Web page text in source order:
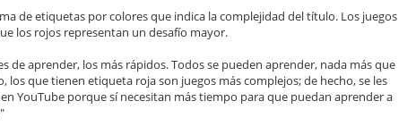
de etiquetas por colores que indica la complejidad del título. Los juegos
los rojos representan un desafío mayor.
de aprender, los más rápidos. Todos se pueden aprender, nada más que
los que tienen etiqueta roja son juegos más complejos; de hecho, se les
YouTube porque sí necesitan más tiempo para que puedan aprender a